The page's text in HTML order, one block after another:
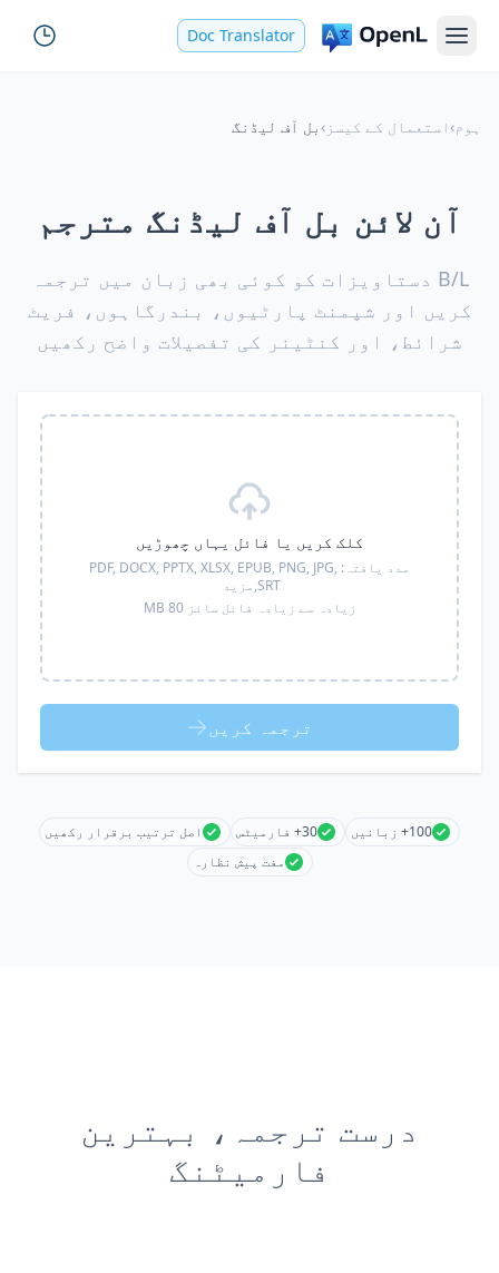
Doc Translator
ہوم›استعمال کے کیسز ›بل آف لیڈنگ
آن لائن بل آف لیڈنگ مترجم
B/L دستاویزات کو کوئی بھی زبان میں ترجمہ
کریں اور شپمنٹ پارٹیوں، بندرگاہوں، فریٹ
شرائط، اور کنٹینر کی تفصیلات واضح رکھیں
کلک کریں یا فائل یہاں چھوڑیں
مدد یافتہ: PDF, DOCX, PPTX, XLSX, EPUB, PNG, JPG,
SRT, مزید
زیادہ سے زیادہ فائل سائز 80 MB
ترجمہ کریں
100+ زبانیں 30+ فارمیٹس
اصل ترتیب برقرار رکھیں
مفت پیش نظارہ
درست ترجمہ، بہترین
فارمیٹنگ